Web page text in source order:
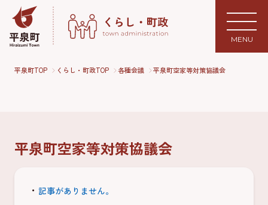
MENU
平泉町TOP くらし・町政TOP 各種会議 平泉町空家等対策協議会
平泉町空家等対策協議会
記事がありません。